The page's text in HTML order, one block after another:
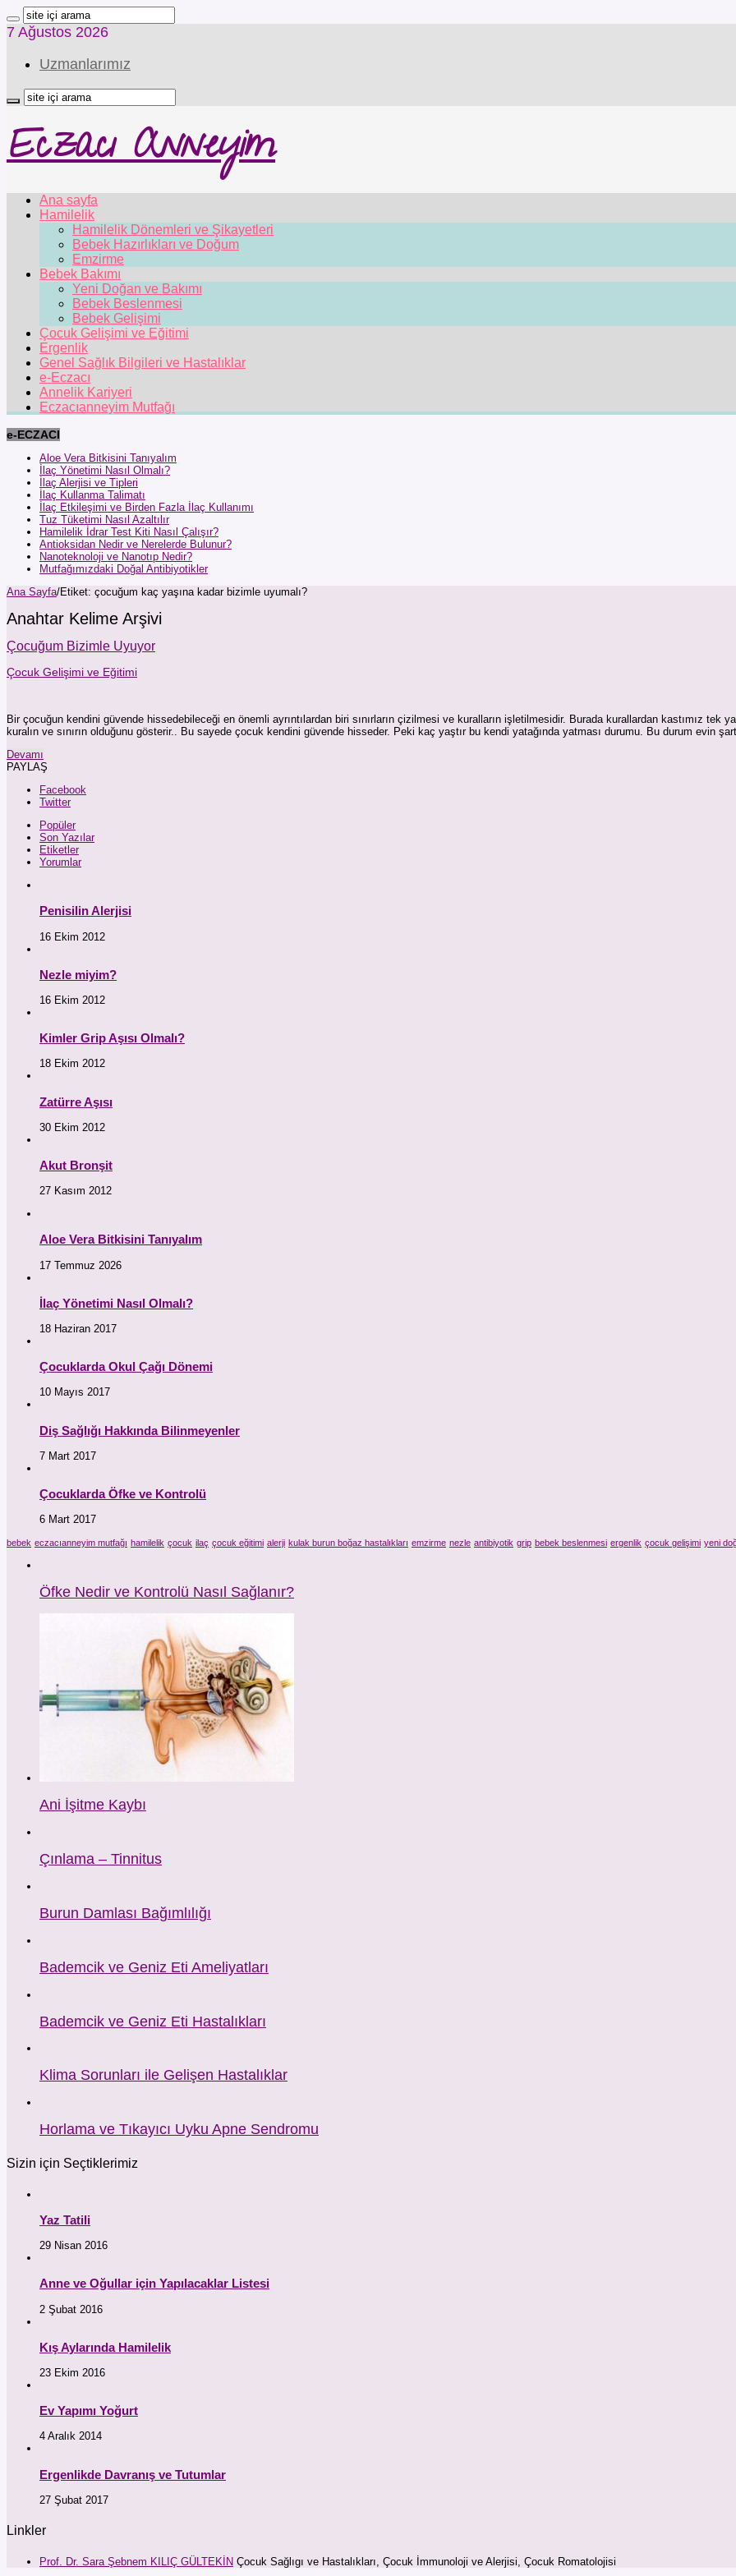
7 Ağustos 2026
Uzmanlarımız
Eczacı Anneyim
Ana sayfa
Hamilelik
Hamilelik Dönemleri ve Şikayetleri
Bebek Hazırlıkları ve Doğum
Emzirme
Bebek Bakımı
Yeni Doğan ve Bakımı
Bebek Beslenmesi
Bebek Gelişimi
Çocuk Gelişimi ve Eğitimi
Ergenlik
Genel Sağlık Bilgileri ve Hastalıklar
e-Eczacı
Annelik Kariyeri
Eczacıanneyim Mutfağı
e-ECZACI
Aloe Vera Bitkisini Tanıyalım
İlaç Yönetimi Nasıl Olmalı?
İlaç Alerjisi ve Tipleri
İlaç Kullanma Talimatı
İlaç Etkileşimi ve Birden Fazla İlaç Kullanımı
Tuz Tüketimi Nasıl Azaltılır
Hamilelik İdrar Test Kiti Nasıl Çalışır?
Antioksidan Nedir ve Nerelerde Bulunur?
Nanoteknoloji ve Nanotıp Nedir?
Mutfağımızdaki Doğal Antibiyotikler
Ana Sayfa/Etiket: çocuğum kaç yaşına kadar bizimle uyumalı?
Anahtar Kelime Arşivi
Çocuğum Bizimle Uyuyor
Çocuk Gelişimi ve Eğitimi
Bir çocuğun kendini güvende hissedebileceği en önemli ayrıntılardan biri sınırların çizilmesi ve kuralların işletilmesidir. Burada kurallardan kastımız tek
kuralın ve sınırın olduğunu gösterir.. Bu sayede çocuk kendini güvende hisseder. Peki kaç yaştır bu kendi yatağında yatması durumu. Bu durum evin
Devamı
PAYLAŞ
Facebook
Twitter
Popüler
Son Yazılar
Etiketler
Yorumlar
Penisilin Alerjisi
16 Ekim 2012
Nezle miyim?
16 Ekim 2012
Kimler Grip Aşısı Olmalı?
18 Ekim 2012
Zatürre Aşısı
30 Ekim 2012
Akut Bronşit
27 Kasım 2012
Aloe Vera Bitkisini Tanıyalım
17 Temmuz 2026
İlaç Yönetimi Nasıl Olmalı?
18 Haziran 2017
Çocuklarda Okul Çağı Dönemi
10 Mayıs 2017
Diş Sağlığı Hakkında Bilinmeyenler
7 Mart 2017
Çocuklarda Öfke ve Kontrolü
6 Mart 2017
bebek eczacıanneyim mutfağı hamilelik çocuk ilaç çocuk eğitimi alerji kulak burun boğaz hastalıkları emzirme nezle antibiyotik grip bebek beslenmesi ergenlik çocuk gelişimi yeni
Öfke Nedir ve Kontrolü Nasıl Sağlanır?
Ani İşitme Kaybı
Çınlama – Tinnitus
Burun Damlası Bağımlılığı
Bademcik ve Geniz Eti Ameliyatları
Bademcik ve Geniz Eti Hastalıkları
Klima Sorunları ile Gelişen Hastalıklar
Horlama ve Tıkayıcı Uyku Apne Sendromu
Sizin için Seçtiklerimiz
Yaz Tatili
29 Nisan 2016
Anne ve Oğullar için Yapılacaklar Listesi
2 Şubat 2016
Kış Aylarında Hamilelik
23 Ekim 2016
Ev Yapımı Yoğurt
4 Aralık 2014
Ergenlikde Davranış ve Tutumlar
27 Şubat 2017
Linkler
Prof. Dr. Sara Şebnem KILIÇ GÜLTEKİN Çocuk Sağlıgı ve Hastalıkları, Çocuk İmmunoloji ve Alerjisi, Çocuk Romatolojisi